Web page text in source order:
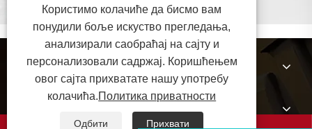
О нама
Користимо колачиће да бисмо вам
понудили боље искуство прегледања,
анализирали саобраћај на сајту и
персонализовали садржај. Коришћењем
овог сајта прихватате нашу употребу
колачића.Политика приватности
Одбити Прихвати